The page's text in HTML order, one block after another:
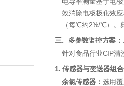
效消除电极极化效
（每℃约2%/℃）。
三、多参数监控方案
针对食品行业CIP清
1. 传感器与变送器组合
余氯传感器： 选用